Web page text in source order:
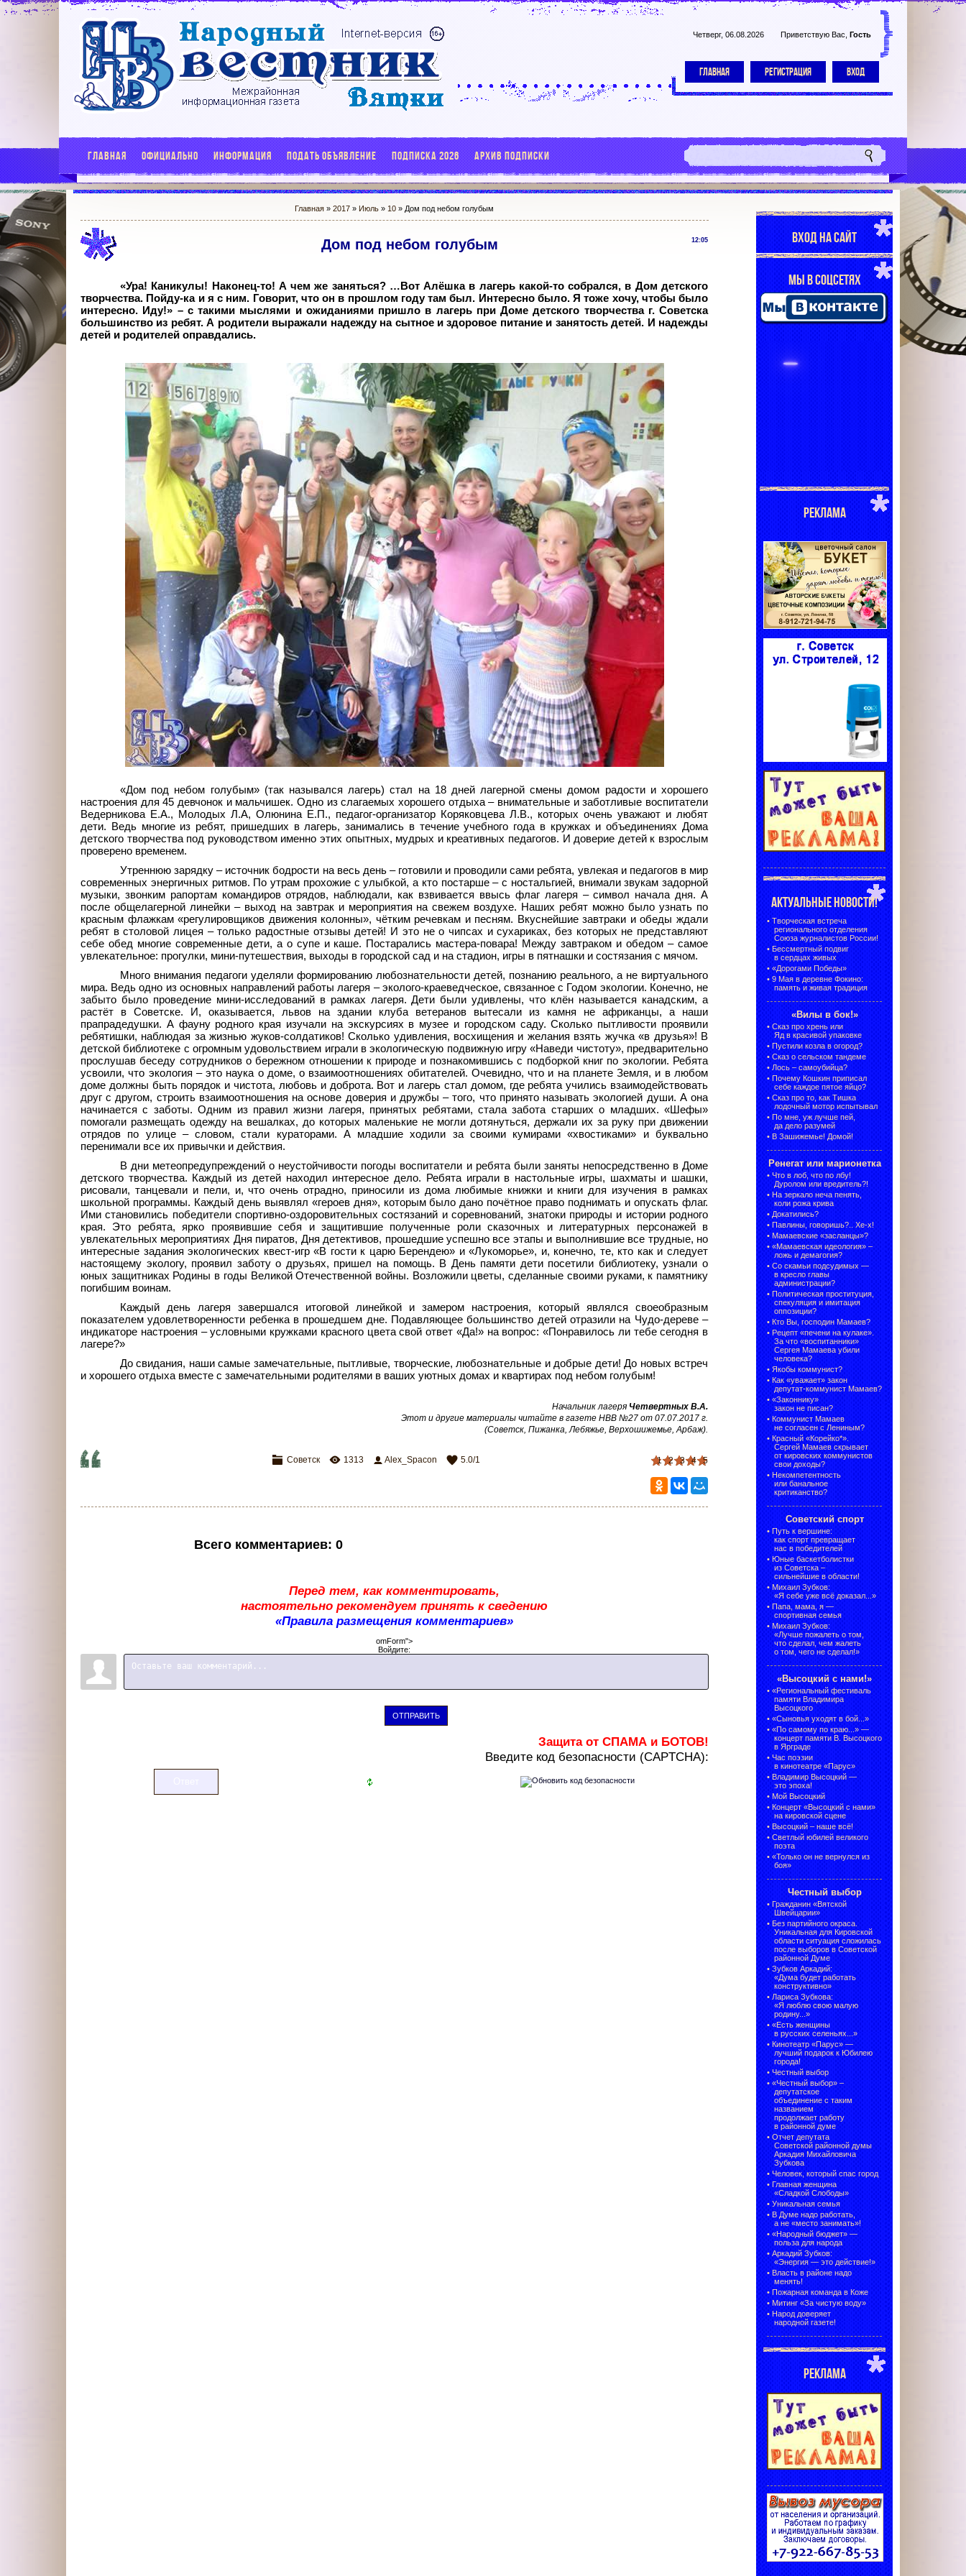
Четверг, 06.08.2026 Приветствую Вас Гость
ГЛАВНАЯ РЕГИСТРАЦИЯ ВХОД
ГЛАВНАЯ ОФИЦИАЛЬНО ИНФОРМАЦИЯ ПОДАТЬ ОБЪЯВЛЕНИЕ ПОДПИСКА 2026 АРХИВ ПОДПИСКИ
Главная »2017 » Июль » 10 » Дом под небом голубым
12:05
Дом под небом голубым
«Ура! Каникулы! Наконец-то! А чем же заняться? …Вот Алёшка в лагерь какой-то собрался, в Дом детского
творчества. Пойду-ка и я с ним. Говорит, что он в прошлом году там был. Интересно было. Я тоже хочу, чтобы было
интересно. Иду!» – с такими мыслями и ожиданиями пришло в лагерь при Доме детского творчества г. Советска
большинство из ребят. А родители выражали надежду на сытное и здоровое питание и занятость детей. И надежды
детей и родителей оправдались.
«Дом под небом голубым» (так назывался лагерь) стал на 18 дней лагерной смены домом радости и хорошего
настроения для 45 девчонок и мальчишек. Одно из слагаемых хорошего отдыха – внимательные и заботливые воспитатели
Ведерникова Е.А., Молодых Л.А, Олюнина Е.П., педагог-организатор Коряковцева Л.В., которых очень уважают и любят
дети. Ведь многие из ребят, пришедших в лагерь, занимались в течение учебного года в кружках и объединениях Дома
детского творчества под руководством именно этих опытных, мудрых и креативных педагогов. И доверие детей к взрослым
проверено временем.
Утреннюю зарядку – источник бодрости на весь день – готовили и проводили сами ребята, увлекая и педагогов в мир
современных энергичных ритмов. По утрам прохожие с улыбкой, а кто постарше – с ностальгией, внимали звукам задорной
музыки, звонким рапортам командиров отрядов, наблюдали, как взвивается ввысь флаг лагеря – символ начала дня. А
после общелагерной линейки – выход на завтрак и мероприятия на свежем воздухе. Наших ребят можно было узнать по
красным флажкам «регулировщиков движения колонны», чётким речевкам и песням. Вкуснейшие завтраки и обеды ждали
ребят в столовой лицея – только радостные отзывы детей! И это не о чипсах и сухариках, без которых не представляют
себе обед многие современные дети, а о супе и каше. Постарались мастера-повара! Между завтраком и обедом – самое
увлекательное: прогулки, мини-путешествия, выходы в городской сад и на стадион, игры в пятнашки и состязания с мячом.
Много внимания педагоги уделяли формированию любознательности детей, познанию реального, а не виртуального
мира. Ведь одно из основных направлений работы лагеря – эколого-краеведческое, связанное с Годом экологии. Конечно, не
забыто было проведение мини-исследований в рамках лагеря. Дети были удивлены, что клён называется канадским, а
растёт в Советске. И, оказывается, львов на здании клуба ветеранов вытесали из камня не африканцы, а наши
прапрадедушки. А фауну родного края изучали на экскурсиях в музее и городском саду. Сколько пытливости проявили
ребятишки, наблюдая за жизнью жуков-солдатиков! Сколько удивления, восхищения и желания взять жучка «в друзья»! В
детской библиотеке с огромным удовольствием играли в экологическую подвижную игру «Наведи чистоту», предварительно
прослушав беседу сотрудников о бережном отношении к природе и познакомившись с подборкой книг по экологии. Ребята
усвоили, что экология – это наука о доме, о взаимоотношениях обитателей. Очевидно, что и на планете Земля, и в любом
доме должны быть порядок и чистота, любовь и доброта. Вот и лагерь стал домом, где ребята учились взаимодействовать
друг с другом, строить взаимоотношения на основе доверия и дружбы – того, что принято называть экологией души. А она
начинается с заботы. Одним из правил жизни лагеря, принятых ребятами, стала забота старших о младших. «Шефы»
помогали размещать одежду на вешалках, до которых маленькие не могли дотянуться, держали их за руку при движении
отрядов по улице – словом, стали кураторами. А младшие ходили за своими кумирами «хвостиками» и буквально
перенимали все их привычки и действия.
В дни метеопредупреждений о неустойчивости погоды воспитатели и ребята были заняты непосредственно в Доме
детского творчества. Каждый из детей находил интересное дело. Ребята играли в настольные игры, шахматы и шашки,
рисовали, танцевали и пели, и, что очень отрадно, приносили из дома любимые книжки и книги для изучения в рамках
школьной программы. Каждый день выявлял «героев дня», которым было дано почётное право поднимать и опускать флаг.
Ими становились победители спортивно-оздоровительных состязаний и соревнований, знатоки природы и истории родного
края. Это ребята, ярко проявившие себя и защитившие полученные роли сказочных и литературных персонажей в
увлекательных мероприятиях Дня пиратов, Дня детективов, прошедшие успешно все этапы и выполнившие все трудные, но
интересные задания экологических квест-игр «В гости к царю Берендею» и «Лукоморье», и, конечно, те, кто как и следует
настоящему экологу, проявил заботу о друзьях, пришел на помощь. В День памяти дети посетили библиотеку, узнали о
юных защитниках Родины в годы Великой Отечественной войны. Возложили цветы, сделанные своими руками, к памятнику
погибшим воинам.
Каждый день лагеря завершался итоговой линейкой и замером настроения, который являлся своеобразным
показателем удовлетворенности ребенка в прошедшем дне. Подавляющее большинство детей отразили на Чудо-дереве –
индикаторе настроения – условными кружками красного цвета свой ответ «Да!» на вопрос: «Понравилось ли тебе сегодня в
лагере?»
До свидания, наши самые замечательные, пытливые, творческие, любознательные и добрые дети! До новых встреч
и хорошего отдыха вместе с замечательными родителями в ваших уютных домах и квартирах под небом голубым!
Начальник лагеря Четвертных В.А.
Этот и другие материалы читайте в газете НВВ №27 от 07.07.2017 г.
(Советск, Пижанка, Лебяжье, Верхошижемье, Арбаж).
1 2 3 4 5
Советск 1313 Alex_Spacon 5.0/1
Всего комментариев: 0
Перед тем, как комментировать,
настоятельно рекомендуем принять к сведению
«Правила размещения комментариев»
omForm">
Войдите:
ОТПРАВИТЬ
Защита от СПАМА и БОТОВ!
Введите код безопасности (CAPTCHA):
ВХОД НА САЙТ
МЫ В СОЦСЕТЯХ
РЕКЛАМА
АКТУАЛЬНЫЕ НОВОСТИ!
• Творческая встреча
регионального отделения
Союза журналистов России!
• Бессмертный подвиг
в сердцах живых
• «Дорогами Победы»
• 9 Мая в деревне Фокино:
память и живая традиция
«Вилы в бок!»
• Сказ про хрень или
Яд в красивой упаковке
• Пустили козла в огород?
• Сказ о сельском тандеме
• Лось – самоубийца?
• Почему Кошкин приписал
себе каждое пятое яйцо?
• Сказ про то, как Тишка
лодочный мотор испытывал
• По мне, уж лучше пей,
да дело разумей
• В Зашижемье! Домой!
Ренегат или марионетка
• Что в лоб, что по лбу!
Дуролом или вредитель?!
• На зеркало неча пенять,
коли рожа крива
• Докатились?
• Павлины, говоришь?.. Хе-х!
• Мамаевские «засланцы»?
• «Мамаевская идеология» –
ложь и демагогия?
• Со скамьи подсудимых —
в кресло главы
администрации?
• Политическая проституция,
спекуляция и имитация
оппозиции?
• Кто Вы, господин Мамаев?
• Рецепт «печени на кулаке».
За что «воспитанники»
Сергея Мамаева убили
человека?
• Якобы коммунист?
• Как «уважает» закон
депутат-коммунист Мамаев?
• «Законнику»
закон не писан?
• Коммунист Мамаев
не согласен с Лениным?
• Красный «Корейко*».
Сергей Мамаев скрывает
от кировских коммунистов
свои доходы?
• Некомпетентность
или банальное
критиканство?
Советский спорт
• Путь к вершине:
как спорт превращает
нас в победителей
• Юные баскетболистки
из Советска –
сильнейшие в области!
• Михаил Зубков:
«Я себе уже всё доказал...»
• Папа, мама, я —
спортивная семья
• Михаил Зубков:
«Лучше пожалеть о том,
что сделал, чем жалеть
о том, чего не сделал!»
«Высоцкий с нами!»
• «Региональный фестиваль
памяти Владимира
Высоцкого
• «Сыновья уходят в бой...»
• «По самому по краю...» —
концерт памяти В. Высоцкого
в Ярграде
• Час поэзии
в кинотеатре «Парус»
• Владимир Высоцкий —
это эпоха!
• Мой Высоцкий
• Концерт «Высоцкий с нами»
на кировской сцене
• Высоцкий – наше всё!
• Светлый юбилей великого
поэта
• «Только он не вернулся из
боя»
Честный выбор
• Гражданин «Вятской
Швейцарии»
• Без партийного окраса.
Уникальная для Кировской
области ситуация сложилась
после выборов в Советской
районной Думе
• Зубков Аркадий:
«Дума будет работать
конструктивно»
• Лариса Зубкова:
«Я люблю свою малую
родину...»
• «Есть женщины
в русских селеньях...»
• Кинотеатр «Парус» —
лучший подарок к Юбилею
города!
• Честный выбор
• «Честный выбор» –
депутатское
объединение с таким
названием
продолжает работу
в районной думе
• Отчет депутата
Советской районной думы
Аркадия Михайловича
Зубкова
• Человек, который спас город
• Главная женщина
«Сладкой Слободы»
• Уникальная семья
• В Думе надо работать,
а не «место занимать»!
• «Народный бюджет» —
польза для народа
• Аркадий Зубков:
«Энергия — это действие!»
• Власть в районе надо
менять!
• Пожарная команда в Коже
• Митинг «За чистую воду»
• Народ доверяет
народной газете!
РЕКЛАМА